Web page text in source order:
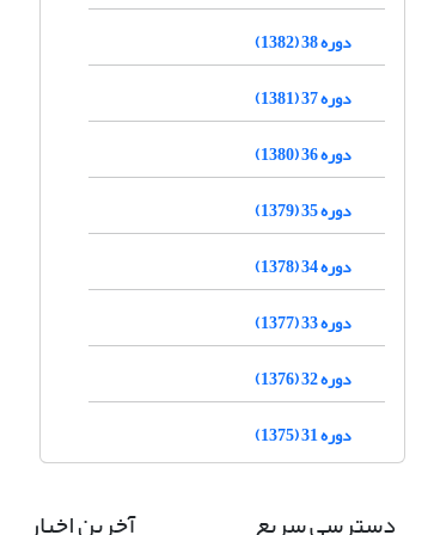
دوره 38 (1382)
دوره 37 (1381)
دوره 36 (1380)
دوره 35 (1379)
دوره 34 (1378)
دوره 33 (1377)
دوره 32 (1376)
دوره 31 (1375)
دسترسی سریع آخرین اخبار